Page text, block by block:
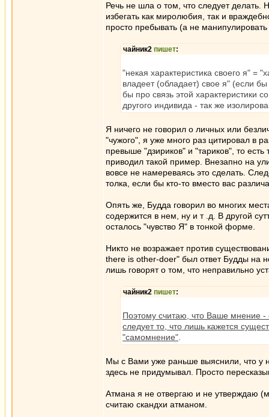
Речь не шла о том, что следует делать.
избегать как миролюбия, так и
просто пребывать (а не
чайник2 пишет:
"некая характеристика своего я" =
владеет (обладает) свое я" (если
бы про связь этой характеристики
другого индивида - так же
Я ничего не говорил о личных или
"чужого", я уже много раз цитировал в
превыше "дзириков" и "тариков", то есть
приводил такой пример. Внезапно на
вовсе не намереваясь это сделать.
толка, если бы кто-то вместо вас
Опять же, Будда говорил во многих
содержится в нем, ну и т .д. В другой
осталось "чувство Я" в тонкой форме.
Никто не возражает против
there is other-doer" был ответ Будды на
лишь говорят о том, что неправильно
чайник2 пишет:
Поэтому считаю, что Ваше мнение -
следует то, что лишь кажется
"самомнение"
Мы с Вами уже раньше выяснили, что у
здесь не придумывал. Просто
Атмана я не отвергаю и не утверждаю
считаю скандхи атманом.